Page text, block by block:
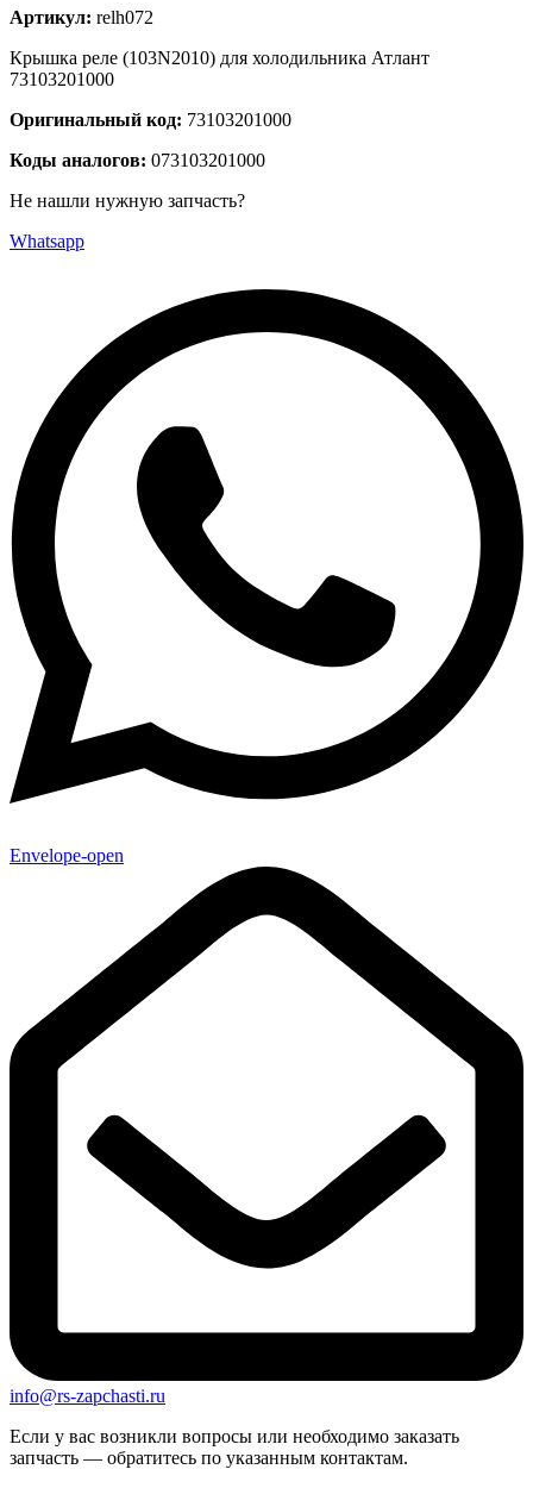
Артикул: relh072
Крышка реле (103N2010) для холодильника Атлант
73103201000
Оригинальный код: 73103201000
Коды аналогов: 073103201000
Не нашли нужную запчасть?
Whatsapp
Envelope-open
info@rs-zapchasti.ru
Если у вас возникли вопросы или необходимо заказать
запчасть — обратитесь по указанным контактам.